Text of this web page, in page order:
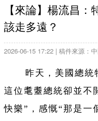
【來論】楊流昌
該走多遠？
2026-06-15 17:22 | 稿件來源：
昨天，美國總統
這位耄耋總統卻並不
快樂”，感慨“那是一